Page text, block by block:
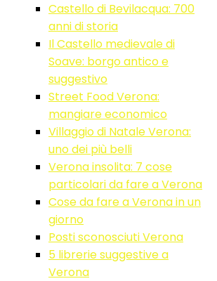
Castello di Bevilacqua: 700
anni di storia
Il Castello medievale di
Soave: borgo antico e
suggestivo
Street Food Verona:
mangiare economico
Villaggio di Natale Verona:
uno dei più belli
Verona insolita: 7 cose
particolari da fare a Verona
Cose da fare a Verona in un
giorno
Posti sconosciuti Verona
5 librerie suggestive a
Verona